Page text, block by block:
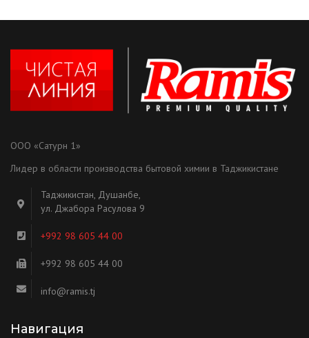
ООО «Сатурн 1»
Лидер в области производства бытовой химии в Таджикистане
Таджикистан, Душанбе,
ул. Джабора Расулова 9
+992 98 605 44 00
+992 98 605 44 00
info@ramis.tj
Навигация